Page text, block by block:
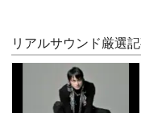
リアルサウンド厳選